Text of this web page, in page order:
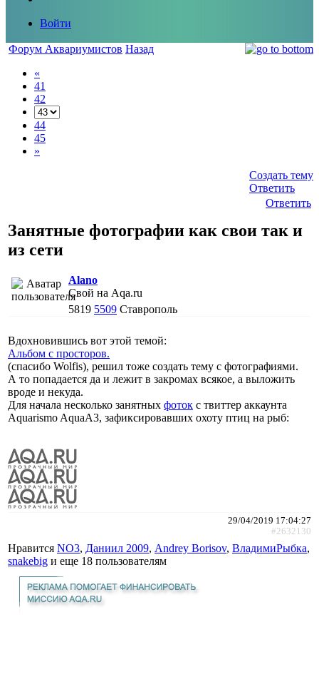
Войти
Форум Аквариумистов Назад
«
41
42
44
45
»
Создать тему
Ответить
Ответить
Занятные фотографии как свои так и
из сети
Alano
Свой на Aqa.ru
5819 5509 Ставрополь
Вдохновившись вот этой темой:
Альбом с просторов.
(спасибо Wolfis), решил тоже создать тему с фотографиями.
А то попадается да и лежит в закромах всякое, а выложить
вроде и некуда.
Для начала несколько занятных фоток с твиттер аккаунта
Aquarismo AquaA3, зафиксировавших охоту птиц на рыб:
29/04/2019 17:04:27
#2632130
Нравится NO3, Даниил 2009, Andrey Borisov, ВладимиРыбка,
snakebig и еще 18 пользователям